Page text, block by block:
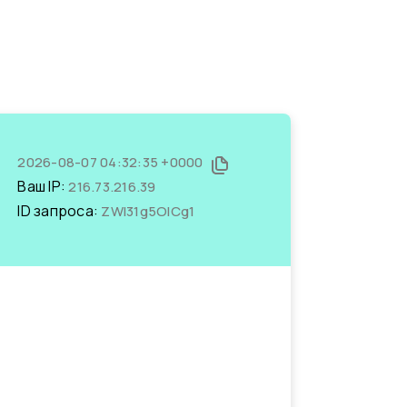
2026-08-07 04:32:35 +0000
Ваш IP:216.73.216.39
ID запроса: ZWI31g5OlCg1